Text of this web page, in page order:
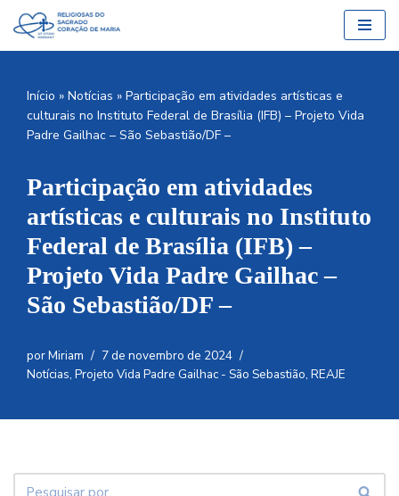
Pular
conteúdo
Início » Notícias » Participação em atividades artísticas e
culturais no Instituto Federal de Brasília (IFB) – Projeto Vida
Padre Gailhac – São Sebastião/DF –
Participação em atividades
artísticas e culturais no Instituto
Federal de Brasília (IFB) –
Projeto Vida Padre Gailhac –
São Sebastião/DF –
porMiriam
7 de novembro de 2024
Notícias, Projeto Vida Padre Gailhac - São Sebastião, REAJE